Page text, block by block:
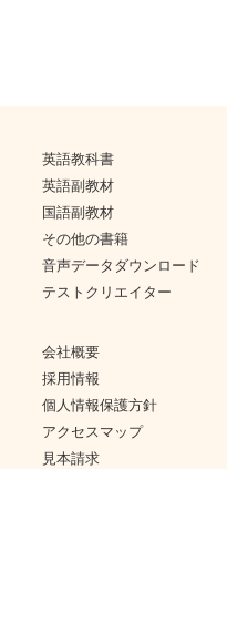
英語教科書
英語副教材
国語副教材
その他の書籍
音声データダウンロード
テストクリエイター
会社概要
採用情報
個人情報保護方針
アクセスマップ
見本請求